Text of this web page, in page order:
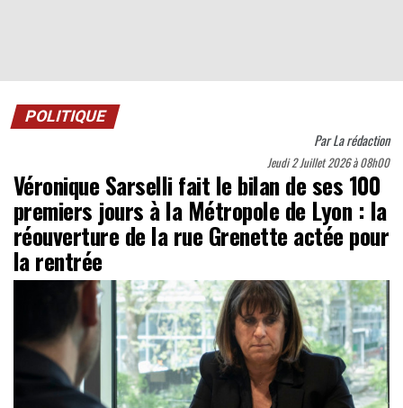
POLITIQUE
ParLa rédaction
Jeudi 2 Juillet 2026 à 08h00
Véronique Sarselli fait le bilan de ses 100
premiers jours à la Métropole de Lyon : la
réouverture de la rue Grenette actée pour
la rentrée